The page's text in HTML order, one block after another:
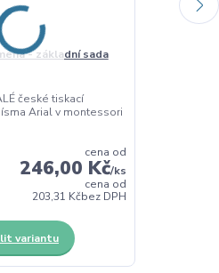
- základní sada
české tiskací
Arial v montessori
cena od
246,00 Kč/ks
cena od
203,31 Kčbez DPH
variantu